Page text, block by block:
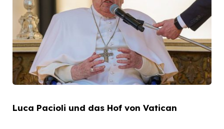
Luca Pacioli und das Hof von Vatican